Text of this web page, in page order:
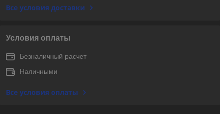
Все условия доставки
Условия оплаты
Безналичный расчет
Наличными
Все условия оплаты